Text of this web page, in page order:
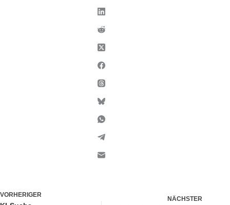
VORHERIGER
NÄCHSTER